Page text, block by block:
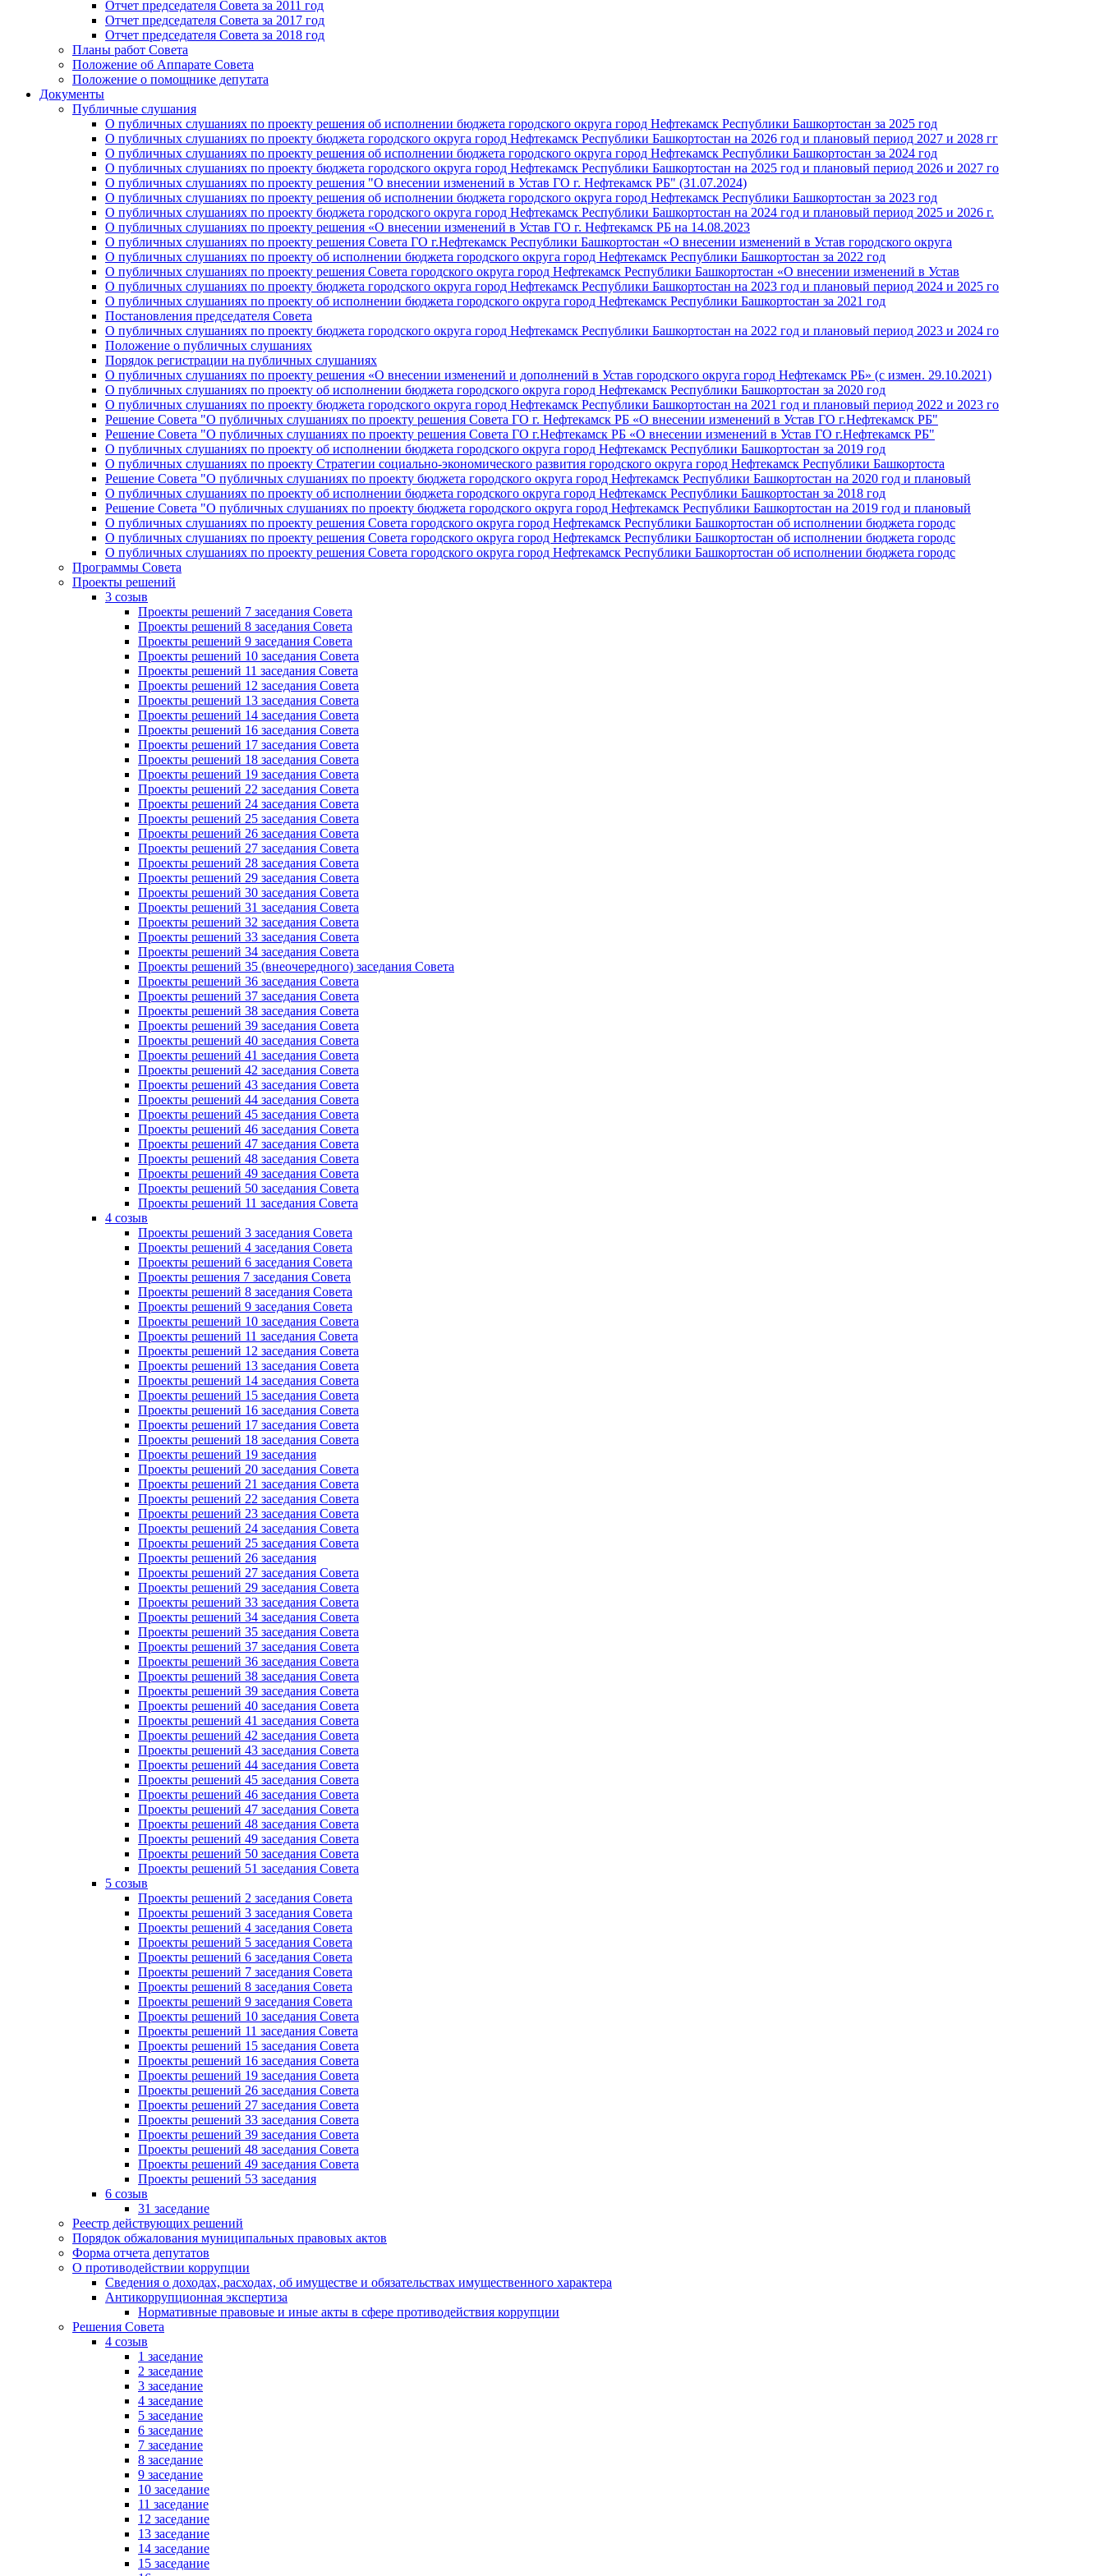
Отчет председателя Совета за 2011 год
Отчет председателя Совета за 2017 год
Отчет председателя Совета за 2018 год
Планы работ Совета
Положение об Аппарате Совета
Положение о помощнике депутата
Документы
Публичные слушания
О публичных слушаниях по проекту решения об исполнении бюджета городского округа город Нефтекамск Республики Башкортостан за 2025 год
О публичных слушаниях по проекту бюджета городского округа город Нефтекамск Республики Башкортостан на 2026 год и плановый период 2027 и 2028 гг
О публичных слушаниях по проекту решения об исполнении бюджета городского округа город Нефтекамск Республики Башкортостан за 2024 год
О публичных слушаниях по проекту бюджета городского округа город Нефтекамск Республики Башкортостан на 2025 год и плановый период 2026 и 2027 го
О публичных слушаниях по проекту решения "О внесении изменений в Устав ГО г. Нефтекамск РБ" (31.07.2024)
О публичных слушаниях по проекту решения об исполнении бюджета городского округа город Нефтекамск Республики Башкортостан за 2023 год
О публичных слушаниях по проекту бюджета городского округа город Нефтекамск Республики Башкортостан на 2024 год и плановый период 2025 и 2026 г.
О публичных слушаниях по проекту решения «О внесении изменений в Устав ГО г. Нефтекамск РБ на 14.08.2023
О публичных слушаниях по проекту решения Совета ГО г.Нефтекамск Республики Башкортостан «О внесении изменений в Устав городского округа
О публичных слушаниях по проекту об исполнении бюджета городского округа город Нефтекамск Республики Башкортостан за 2022 год
О публичных слушаниях по проекту решения Совета городского округа город Нефтекамск Республики Башкортостан «О внесении изменений в Устав
О публичных слушаниях по проекту бюджета городского округа город Нефтекамск Республики Башкортостан на 2023 год и плановый период 2024 и 2025 го
О публичных слушаниях по проекту об исполнении бюджета городского округа город Нефтекамск Республики Башкортостан за 2021 год
Постановления председателя Совета
О публичных слушаниях по проекту бюджета городского округа город Нефтекамск Республики Башкортостан на 2022 год и плановый период 2023 и 2024 го
Положение о публичных слушаниях
Порядок регистрации на публичных слушаниях
О публичных слушаниях по проекту решения «О внесении изменений и дополнений в Устав городского округа город Нефтекамск РБ» (с измен. 29.10.2021)
О публичных слушаниях по проекту об исполнении бюджета городского округа город Нефтекамск Республики Башкортостан за 2020 год
О публичных слушаниях по проекту бюджета городского округа город Нефтекамск Республики Башкортостан на 2021 год и плановый период 2022 и 2023 го
Решение Совета "О публичных слушаниях по проекту решения Совета ГО г. Нефтекамск РБ «О внесении изменений в Устав ГО г.Нефтекамск РБ"
Решение Совета "О публичных слушаниях по проекту решения Совета ГО г.Нефтекамск РБ «О внесении изменений в Устав ГО г.Нефтекамск РБ"
О публичных слушаниях по проекту об исполнении бюджета городского округа город Нефтекамск Республики Башкортостан за 2019 год
О публичных слушаниях по проекту Стратегии социально-экономического развития городского округа город Нефтекамск Республики Башкортоста
Решение Совета "О публичных слушаниях по проекту бюджета городского округа город Нефтекамск Республики Башкортостан на 2020 год и плановый
О публичных слушаниях по проекту об исполнении бюджета городского округа город Нефтекамск Республики Башкортостан за 2018 год
Решение Совета "О публичных слушаниях по проекту бюджета городского округа город Нефтекамск Республики Башкортостан на 2019 год и плановый
О публичных слушаниях по проекту решения Совета городского округа город Нефтекамск Республики Башкортостан об исполнении бюджета городс
О публичных слушаниях по проекту решения Совета городского округа город Нефтекамск Республики Башкортостан об исполнении бюджета городс
О публичных слушаниях по проекту решения Совета городского округа город Нефтекамск Республики Башкортостан об исполнении бюджета городс
Программы Совета
Проекты решений
3 созыв
Проекты решений 7 заседания Совета
Проекты решений 8 заседания Совета
Проекты решений 9 заседания Совета
Проекты решений 10 заседания Совета
Проекты решений 11 заседания Совета
Проекты решений 12 заседания Совета
Проекты решений 13 заседания Совета
Проекты решений 14 заседания Совета
Проекты решений 16 заседания Совета
Проекты решений 17 заседания Совета
Проекты решений 18 заседания Совета
Проекты решений 19 заседания Совета
Проекты решений 22 заседания Совета
Проекты решений 24 заседания Совета
Проекты решений 25 заседания Совета
Проекты решений 26 заседания Совета
Проекты решений 27 заседания Совета
Проекты решений 28 заседания Совета
Проекты решений 29 заседания Совета
Проекты решений 30 заседания Совета
Проекты решений 31 заседания Совета
Проекты решений 32 заседания Совета
Проекты решений 33 заседания Совета
Проекты решений 34 заседания Совета
Проекты решений 35 (внеочередного) заседания Совета
Проекты решений 36 заседания Совета
Проекты решений 37 заседания Совета
Проекты решений 38 заседания Совета
Проекты решений 39 заседания Совета
Проекты решений 40 заседания Совета
Проекты решений 41 заседания Совета
Проекты решений 42 заседания Совета
Проекты решений 43 заседания Совета
Проекты решений 44 заседания Совета
Проекты решений 45 заседания Совета
Проекты решений 46 заседания Совета
Проекты решений 47 заседания Совета
Проекты решений 48 заседания Совета
Проекты решений 49 заседания Совета
Проекты решений 50 заседания Совета
Проекты решений 11 заседания Совета
4 созыв
Проекты решений 3 заседания Совета
Проекты решений 4 заседания Совета
Проекты решений 6 заседания Совета
Проекты решения 7 заседания Совета
Проекты решений 8 заседания Совета
Проекты решений 9 заседания Совета
Проекты решений 10 заседания Совета
Проекты решений 11 заседания Совета
Проекты решений 12 заседания Совета
Проекты решений 13 заседания Совета
Проекты решений 14 заседания Совета
Проекты решений 15 заседания Совета
Проекты решений 16 заседания Совета
Проекты решений 17 заседания Совета
Проекты решений 18 заседания Совета
Проекты решений 19 заседания
Проекты решений 20 заседания Совета
Проекты решений 21 заседания Совета
Проекты решений 22 заседания Совета
Проекты решений 23 заседания Совета
Проекты решений 24 заседания Совета
Проекты решений 25 заседания Совета
Проекты решений 26 заседания
Проекты решений 27 заседания Совета
Проекты решений 29 заседания Совета
Проекты решений 33 заседания Совета
Проекты решений 34 заседания Совета
Проекты решений 35 заседания Совета
Проекты решений 37 заседания Совета
Проекты решений 36 заседания Совета
Проекты решений 38 заседания Совета
Проекты решений 39 заседания Совета
Проекты решений 40 заседания Совета
Проекты решений 41 заседания Совета
Проекты решений 42 заседания Совета
Проекты решений 43 заседания Совета
Проекты решений 44 заседания Совета
Проекты решений 45 заседания Совета
Проекты решений 46 заседания Совета
Проекты решений 47 заседания Совета
Проекты решений 48 заседания Совета
Проекты решений 49 заседания Совета
Проекты решений 50 заседания Совета
Проекты решений 51 заседания Совета
5 созыв
Проекты решений 2 заседания Совета
Проекты решений 3 заседания Совета
Проекты решений 4 заседания Совета
Проекты решений 5 заседания Совета
Проекты решений 6 заседания Совета
Проекты решений 7 заседания Совета
Проекты решений 8 заседания Совета
Проекты решений 9 заседания Совета
Проекты решений 10 заседания Совета
Проекты решений 11 заседания Совета
Проекты решений 15 заседания Совета
Проекты решений 16 заседания Совета
Проекты решений 19 заседания Совета
Проекты решений 26 заседания Совета
Проекты решений 27 заседания Совета
Проекты решений 33 заседания Совета
Проекты решений 39 заседания Совета
Проекты решений 48 заседания Совета
Проекты решений 49 заседания Совета
Проекты решений 53 заседания
6 созыв
31 заседание
Реестр действующих решений
Порядок обжалования муниципальных правовых актов
Форма отчета депутатов
О противодействии коррупции
Сведения о доходах, расходах, об имуществе и обязательствах имущественного характера
Антикоррупционная экспертиза
Нормативные правовые и иные акты в сфере противодействия коррупции
Решения Совета
4 созыв
1 заседание
2 заседание
3 заседание
4 заседание
5 заседание
6 заседание
7 заседание
8 заседание
9 заседание
10 заседание
11 заседание
12 заседание
13 заседание
14 заседание
15 заседание